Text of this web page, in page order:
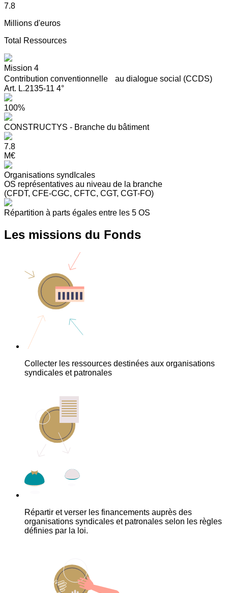
7.8
Millions d'euros
Total Ressources
Mission 4
Contribution conventionnelle au dialogue social (CCDS)
Art. L.2135-11 4°
100%
CONSTRUCTYS - Branche du bâtiment
7.8
M€
Organisations syndIcales
OS représentatives au niveau de la branche
(CFDT, CFE-CGC, CFTC, CGT, CGT-FO)
Répartition à parts égales entre les 5 OS
Les missions du Fonds
Collecter les ressources destinées aux organisations
syndicales et patronales
Répartir et verser les financements auprès des
organisations syndicales et patronales selon les règles
définies par la loi.